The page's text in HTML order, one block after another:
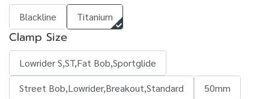
Blackline Titanium
Clamp Size
Lowrider S,ST,Fat Bob,Sportglide
Street Bob,Lowrider,Breakout,Standard
50mm